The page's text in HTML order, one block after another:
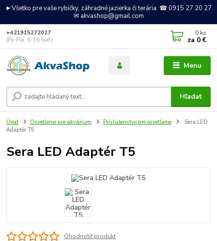
►Všetko pre vaše rybičky, záhradné jazierka či terária. ☎ 0915 27 20 27
✉ akvashop@gmail.com
Menu
Hľadať
+421915272027
(Po-Pia, 8-16 hod.)
0 ks
za 0 €
Úvod Osvetlenie pre akvárium Príslušenstvo pre osvetlenie
Sera LED
Adaptér T5
Sera LED Adaptér T5
Ohodnotiť produkt